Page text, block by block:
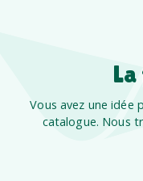
Vous avez une idée
catalogue. Nous